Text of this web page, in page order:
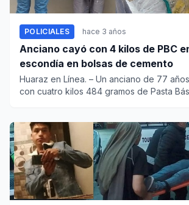
POLICIALES hace 3 años
Anciano cayó con 4 kilos de PBC
escondía en bolsas de cemento
Huaraz en Línea. – Un anciano de 77
con cuatro kilos 484 gramos de Pasta